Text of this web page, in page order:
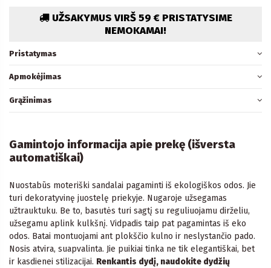
UŽSAKYMUS VIRŠ 59 € PRISTATYSIME
NEMOKAMAI!
Pristatymas
Apmokėjimas
Grąžinimas
Gamintojo informacija apie prekę (išversta
automatiškai)
Nuostabūs moteriški sandalai pagaminti iš ekologiškos odos. Jie
turi dekoratyvinę juostelę priekyje. Nugaroje užsegamas
užtrauktuku. Be to, basutės turi sagtį su reguliuojamu dirželiu,
užsegamu aplink kulkšnį. Vidpadis taip pat pagamintas iš eko
odos. Batai montuojami ant plokščio kulno ir neslystančio pado.
Nosis atvira, suapvalinta. Jie puikiai tinka ne tik elegantiškai, bet
ir kasdienei stilizacijai. Renkantis dydį, naudokite dydžių